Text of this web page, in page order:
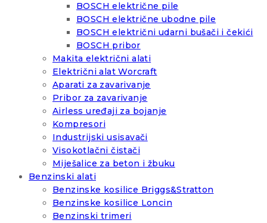
BOSCH električne pile
BOSCH električne ubodne pile
BOSCH električni udarni bušači i čekići
BOSCH pribor
Makita električni alati
Električni alat Worcraft
Aparati za zavarivanje
Pribor za zavarivanje
Airless uređaji za bojanje
Kompresori
Industrijski usisavači
Visokotlačni čistači
Miješalice za beton i žbuku
Benzinski alati
Benzinske kosilice Briggs&Stratton
Benzinske kosilice Loncin
Benzinski trimeri